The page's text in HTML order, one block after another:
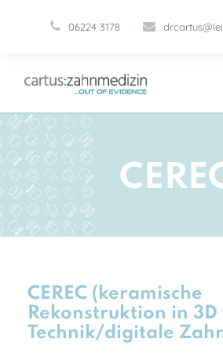
06224 3178 ·
CEREC (keramische
Rekonstruktion in 3D
Technik/digitale